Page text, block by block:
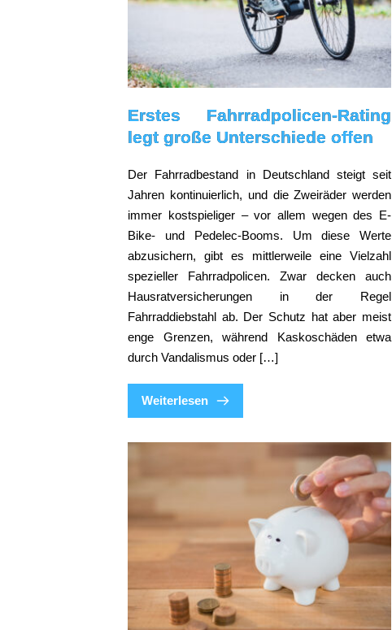
Erstes Fahrradpolicen-Rating
legt große Unterschiede offen
Der Fahrradbestand in Deutschland steigt seit
Jahren kontinuierlich, und die Zweiräder werden
immer kostspieliger – vor allem wegen des E-
Bike- und Pedelec-Booms. Um diese Werte
abzusichern, gibt es mittlerweile eine Vielzahl
spezieller Fahrradpolicen. Zwar decken auch
Hausratversicherungen in der Regel
Fahrraddiebstahl ab. Der Schutz hat aber meist
enge Grenzen, während Kaskoschäden etwa
durch Vandalismus oder […]
Weiterlesen